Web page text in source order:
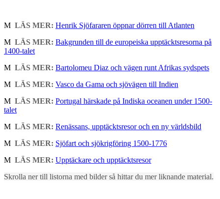
M LÄS MER: Henrik Sjöfararen öppnar dörren till Atlanten
M LÄS MER: Bakgrunden till de europeiska upptäcktsresorna på
1400-talet
M LÄS MER: Bartolomeu Diaz och vägen runt Afrikas sydspets
M LÄS MER: Vasco da Gama och sjövägen till Indien
M LÄS MER: Portugal härskade på Indiska oceanen under 1500-
talet
M LÄS MER: Renässans, upptäcktsresor och en ny världsbild
M LÄS MER: Sjöfart och sjökrigföring 1500-1776
M LÄS MER: Upptäckare och upptäcktsresor
Skrolla ner till listorna med bilder så hittar du mer liknande material.